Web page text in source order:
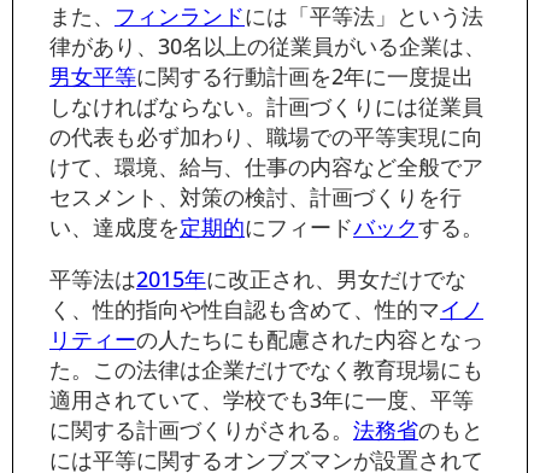
また、 フィンランドには「平等法」という法
律があり、30名以上の従業員がいる企業は、
男女平等に関する行動計画を2年に一度提出
しなければならない。計画づくりには従業員
の代表も必ず加わり、職場での平等実現に向
けて、環境、給与、仕事の内容など全般でア
セスメント、対策の検討、計画づくりを行
い、達成度を定期的にフィードバックする。
平等法は2015年に改正され、男女だけでな
く、性的指向や性自認も含めて、性的マイノ
リ ティーの人たちにも配慮された内容となっ
た。この法律は企業だけでなく教育現場にも
適用されていて、学校でも3年に一度、平等
に関する計画づくりがされる。 法務省のもと
には平等に関するオンブズマンが設置されて